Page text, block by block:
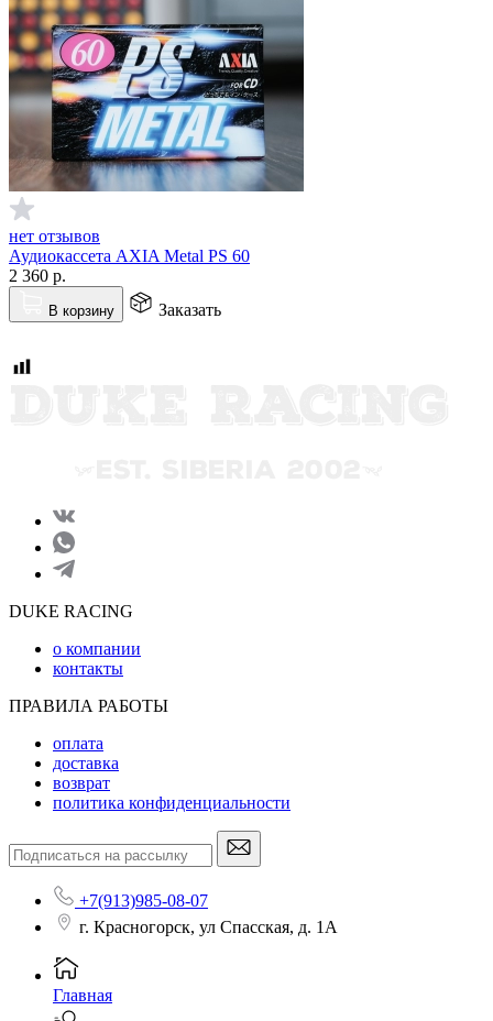
нет отзывов
Аудиокассета AXIA Metal PS 60
2 360 р.
В корзину Заказать
DUKE RACING
о компании
контакты
ПРАВИЛА РАБОТЫ
оплата
доставка
возврат
политика конфиденциальности
+7(913)985-08-07
г. Красногорск, ул Спасская, д. 1А
Главная